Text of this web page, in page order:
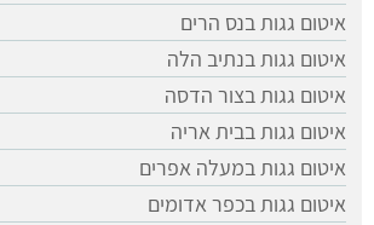
איטום גגות בנס הרים
איטום גגות בנתיב הלה
איטום גגות בצור הדסה
איטום גגות בבית אריה
איטום גגות במעלה אפרים
איטום גגות בכפר אדומים